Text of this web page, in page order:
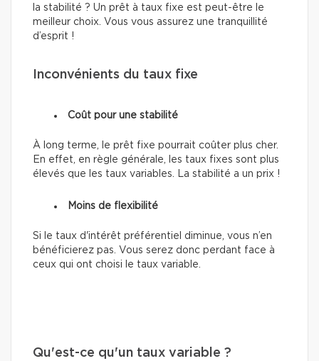
la stabilité ? Un prêt à taux fixe est peut-être le
meilleur choix. Vous vous assurez une tranquillité
d’esprit !
Inconvénients du taux fixe
Coût pour une stabilité
À long terme, le prêt fixe pourrait coûter plus cher.
En effet, en règle générale, les taux fixes sont plus
élevés que les taux variables. La stabilité a un prix !
Moins de flexibilité
Si le taux d'intérêt préférentiel diminue, vous n’en
bénéficierez pas. Vous serez donc perdant face à
ceux qui ont choisi le taux variable.
Qu'est-ce qu'un taux variable ?